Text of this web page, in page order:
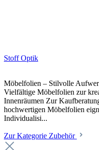
Stoff Optik
Möbelfolien – Stilvolle
Vielfältige Möbelfolien zur
Innenräumen Zur
hochwertigen Möbelfolien
Individualisi...
Zur Kategorie Zubehör